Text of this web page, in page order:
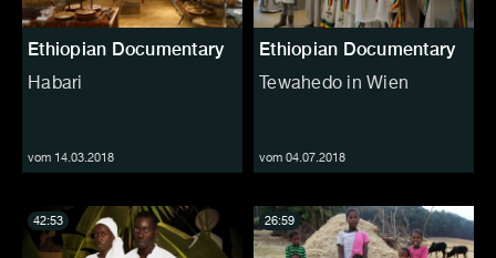
Ethiopian Documentary
Habari
vom 14.03.2018
Ethiopian Documentary
Tewahedo in Wien
vom 04.07.2018
42:53 26:59